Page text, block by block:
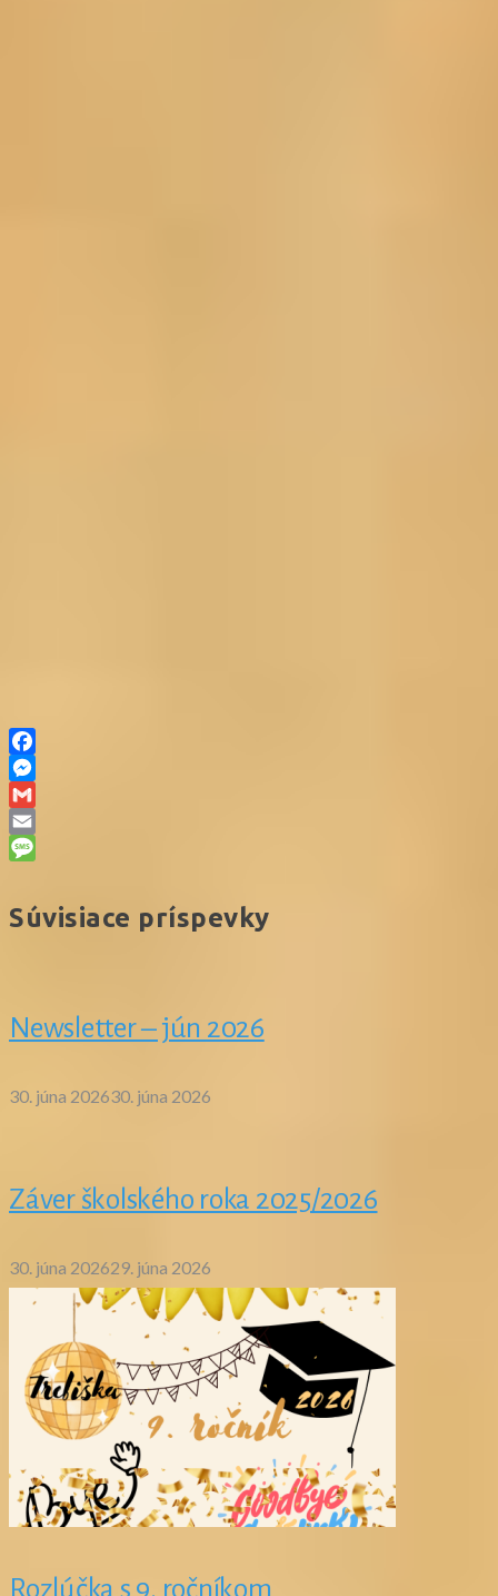
Facebook
Messenger
Gmail
Email
Súvisiace príspevky
Newsletter – jún 2026
30. júna 202630. júna 2026
Záver školského roka 2025/2026
30. júna 202629. júna 2026
Rozlúčka s 9. ročníkom